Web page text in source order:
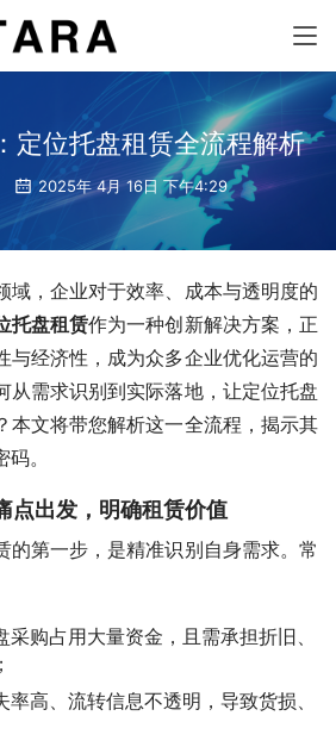
定位托盘租赁全流程解析
2025年 4月 16日 下午4:29
域，企业对于效率、成本与透明度的
托盘租赁作为一种创新解决方案，正
与经济性，成为众多企业优化运营的
从需求识别到实际落地，让定位托盘
本文将带您解析这一全流程，揭示其
。
点出发，明确租赁价值
的第一步，是精准识别自身需求。常
采购占用大量资金，且需承担折旧、
率高、流转信息不透明，导致货损、